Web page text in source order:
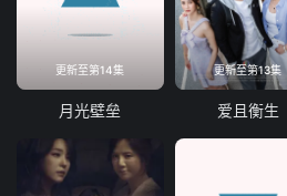
更新至第14集
月光壁垒
更新至第13集
爱且衡生